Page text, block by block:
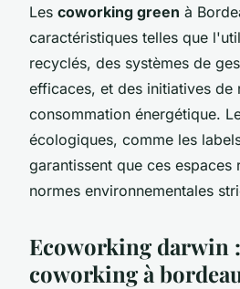
Les coworking green à
caractéristiques telles que
recyclés, des systèmes de
efficaces, et des initiatives de
consommation énergétique.
écologiques, comme les
garantissent que ces espaces
normes environnementales
Ecoworking darwin
coworking à